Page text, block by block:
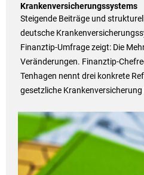
Krankenversicherungssystems
Steigende Beiträge und
deutsche
Finanztip-Umfrage zeigt: Die
Veränderungen. Finanztip-
Tenhagen nennt drei konkrete
gesetzliche